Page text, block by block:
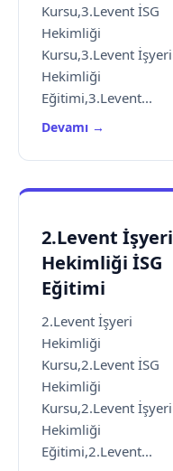
Kursu,3.Levent İSG
Hekimliği
Kursu,3.Levent İşyeri
Hekimliği
Eğitimi,3.Levent...
Devamı →
2.Levent İşyeri
Hekimliği İSG
Eğitimi
2.Levent İşyeri
Hekimliği
Kursu,2.Levent İSG
Hekimliği
Kursu,2.Levent İşyeri
Hekimliği
Eğitimi,2.Levent...